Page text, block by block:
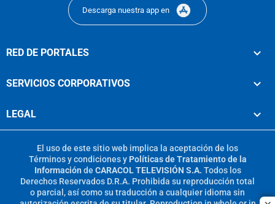
Descarga nuestra app en
RED DE PORTALES
SERVICIOS CORPORATIVOS
LEGAL
El uso de este sitio web implica la aceptación de los
Términos y condicionesy Políticas de Tratamiento de la
Información de CARACOL TELEVISIÓN S.A. Todos los
Derechos Reservados D.R.A. Prohibida su reproducción total
o parcial, así como su traducción a cualquier idioma sin